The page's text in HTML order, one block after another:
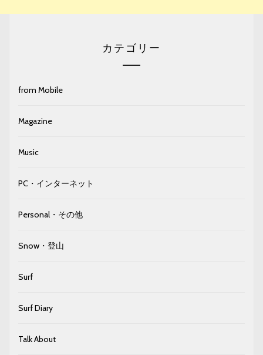
カテゴリー
from Mobile
Magazine
Music
PC・インターネット
Personal・その他
Snow・登山
Surf
Surf Diary
Talk About